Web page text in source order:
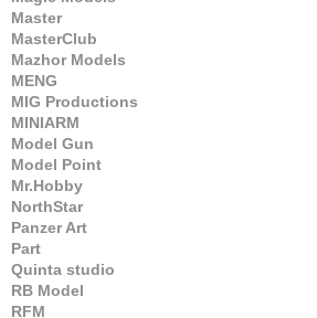
Master
MasterClub
Mazhor Models
MENG
MIG Productions
MINIARM
Model Gun
Model Point
Mr.Hobby
NorthStar
Panzer Art
Part
Quinta studio
RB Model
RFM